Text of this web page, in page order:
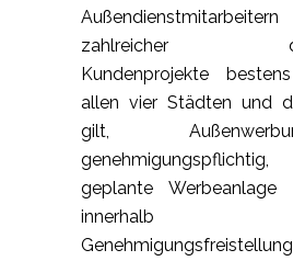
zahlreicher
Kundenprojekte
allen vier Städten und
gilt,
geplante
innerhalb